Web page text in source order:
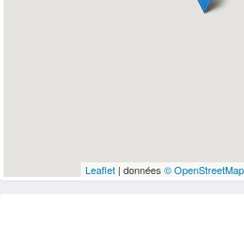
Leaflet| données ©